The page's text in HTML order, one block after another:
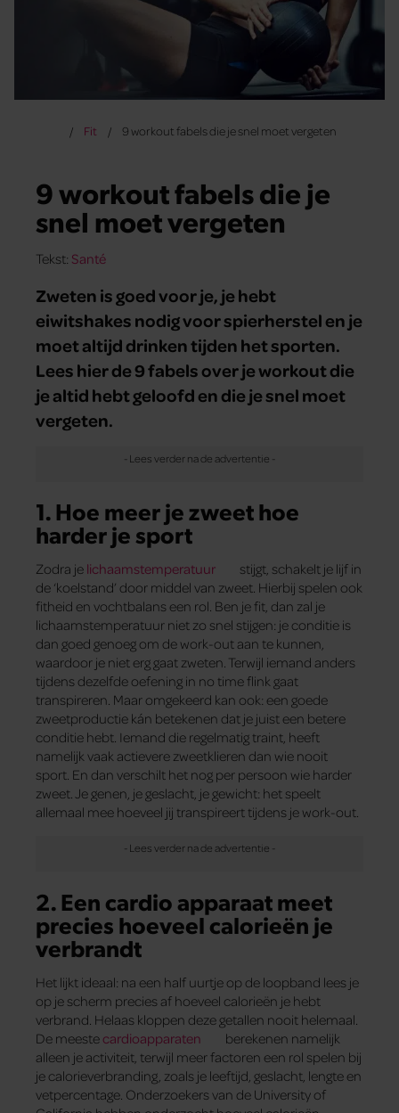
Fit 9 workout fabels die je snel moet vergeten
9 workout fabels die je
snel moet vergeten
Tekst: Santé
Zweten is goed voor je, je hebt
eiwitshakes nodig voor spierherstel en je
moet altijd drinken tijden het sporten.
Lees hier de 9 fabels over je workout die
je altid hebt geloofd en die je snel moet
vergeten.
1. Hoe meer je zweet hoe
harder je sport
Zodra je lichaamstemperatuur
stijgt, schakelt je lijf in
de ‘koelstand’ door middel van zweet. Hierbij spelen ook
fitheid en vochtbalans een rol. Ben je fit, dan zal je
lichaamstemperatuur niet zo snel stijgen: je conditie is
dan goed genoeg om de work-out aan te kunnen,
waardoor je niet erg gaat zweten. Terwijl iemand anders
tijdens dezelfde oefening in no time flink gaat
transpireren. Maar omgekeerd kan ook: een goede
zweetproductie kán betekenen dat je juist een betere
conditie hebt. Iemand die regelmatig traint, heeft
namelijk vaak actievere zweetklieren dan wie nooit
sport. En dan verschilt het nog per persoon wie harder
zweet. Je genen, je geslacht, je gewicht: het speelt
allemaal mee hoeveel jij transpireert tijdens je work-out.
2. Een cardio apparaat meet
precies hoeveel calorieën je
verbrandt
Het lijkt ideaal: na een half uurtje op de loopband lees je
op je scherm precies af hoeveel calorieën je hebt
verbrand. Helaas kloppen deze getallen nooit helemaal.
De meestecardioapparaten
berekenen namelijk
alleen je activiteit, terwijl meer factoren een rol spelen bij
je calorieverbranding, zoals je leeftijd, geslacht, lengte en
vetpercentage. Onderzoekers van de University of